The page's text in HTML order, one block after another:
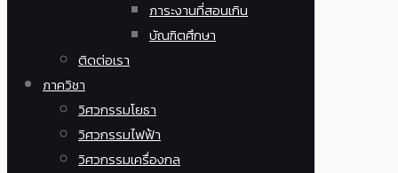
ภาระงานที่สอนเกิน
บัณฑิตศึกษา
ติดต่อเรา
ภาควิชา
วิศวกรรมโยธา
วิศวกรรมไฟฟ้า
วิศวกรรมเครื่องกล